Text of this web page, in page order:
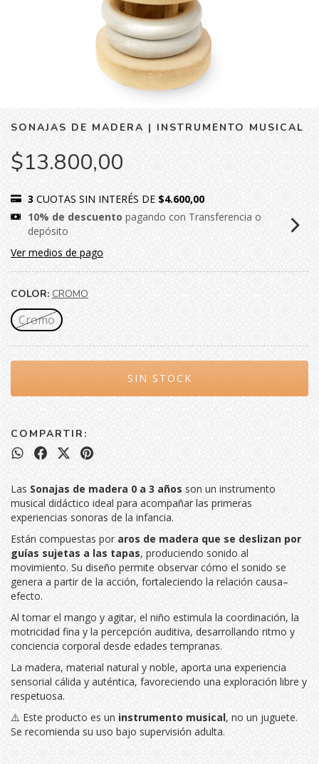
SONAJAS DE MADERA | INSTRUMENTO MUSICAL
$13.800,00
3 CUOTAS SIN INTERÉS DE $4.600,00
10% de descuento pagando con Transferencia o
depósito
Ver medios de pago
COLOR: CROMO
Cromo
COMPARTIR:
Las Sonajas de madera 0 a 3 años son un instrumento
musical didáctico ideal para acompañar las primeras
experiencias sonoras de la infancia.
Están compuestas por aros de madera que se deslizan por
guías sujetas a las tapas, produciendo sonido al
movimiento. Su diseño permite observar cómo el sonido se
genera a partir de la acción, fortaleciendo la relación causa–
efecto.
Al tomar el mango y agitar, el niño estimula la coordinación, la
motricidad fina y la percepción auditiva, desarrollando ritmo y
conciencia corporal desde edades tempranas.
La madera, material natural y noble, aporta una experiencia
sensorial cálida y auténtica, favoreciendo una exploración libre y
respetuosa.
⚠️ Este producto es un instrumento musical, no un juguete.
Se recomienda su uso bajo supervisión adulta.